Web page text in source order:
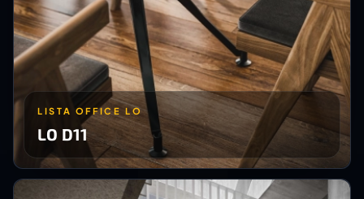
LISTA OFFICE LO
LO D11